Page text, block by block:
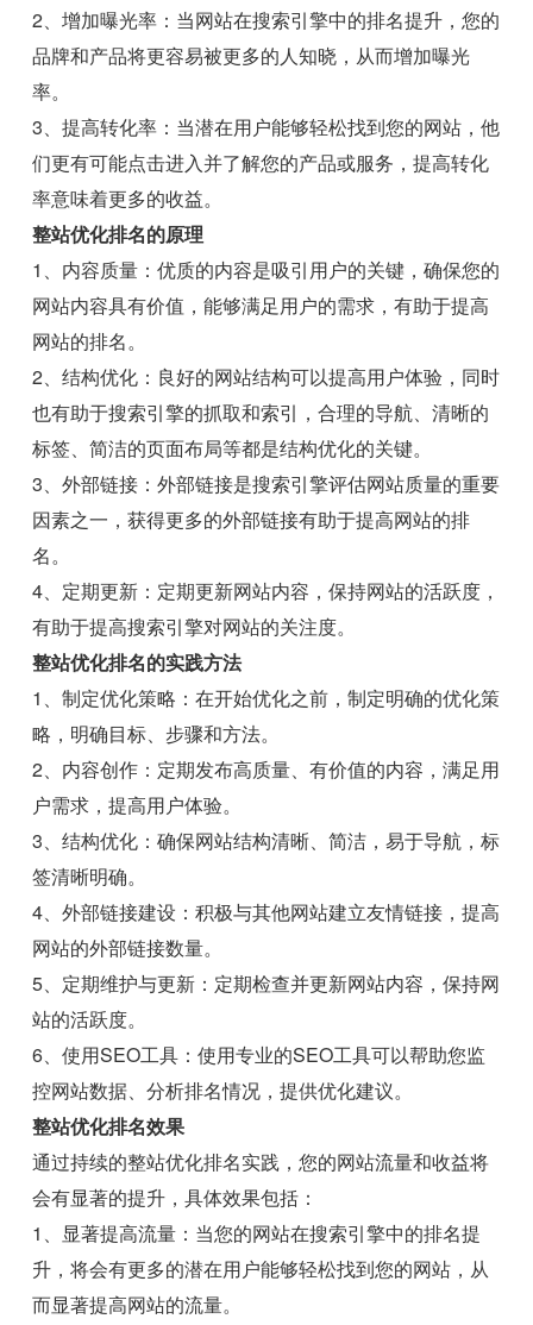
2、增加曝光率：当网站在搜索引擎中的排名提升，您的
品牌和产品将更容易被更多的人知晓，从而增加曝光
率。
3、提高转化率：当潜在用户能够轻松找到您的网站，他
们更有可能点击进入并了解您的产品或服务，提高转化
率意味着更多的收益。
整站优化排名的原理
1、内容质量：优质的内容是吸引用户的关键，确保您的
网站内容具有价值，能够满足用户的需求，有助于提高
网站的排名。
2、结构优化：良好的网站结构可以提高用户体验，同时
也有助于搜索引擎的抓取和索引，合理的导航、清晰的
标签、简洁的页面布局等都是结构优化的关键。
3、外部链接：外部链接是搜索引擎评估网站质量的重要
因素之一，获得更多的外部链接有助于提高网站的排
名。
4、定期更新：定期更新网站内容，保持网站的活跃度，
有助于提高搜索引擎对网站的关注度。
整站优化排名的实践方法
1、制定优化策略：在开始优化之前，制定明确的优化策
略，明确目标、步骤和方法。
2、内容创作：定期发布高质量、有价值的内容，满足用
户需求，提高用户体验。
3、结构优化：确保网站结构清晰、简洁，易于导航，标
签清晰明确。
4、外部链接建设：积极与其他网站建立友情链接，提高
网站的外部链接数量。
5、定期维护与更新：定期检查并更新网站内容，保持网
站的活跃度。
6、使用SEO工具：使用专业的SEO工具可以帮助您监
控网站数据、分析排名情况，提供优化建议。
整站优化排名效果
通过持续的整站优化排名实践，您的网站流量和收益将
会有显著的提升，具体效果包括：
1、显著提高流量：当您的网站在搜索引擎中的排名提
升，将会有更多的潜在用户能够轻松找到您的网站，从
而显著提高网站的流量。